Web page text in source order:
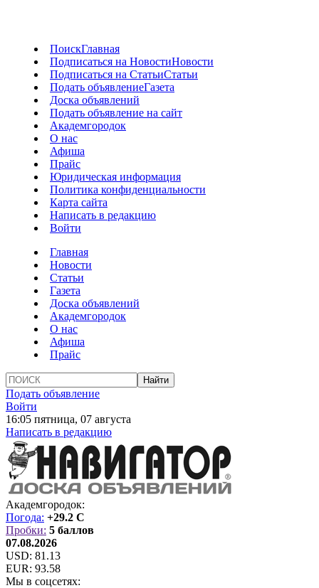
ПоискГлавная
Подписаться на НовостиНовости
Подписаться на СтатьиСтатьи
Подать объявлениеГазета
Доска объявлений
Подать объявление на сайт
Академгородок
О нас
Афиша
Прайс
Юридическая информация
Политика конфиденциальности
Карта сайта
Написать в редакцию
Войти
Главная
Новости
Статьи
Газета
Доска объявлений
Академгородок
О нас
Афиша
Прайс
Подать объявление
Войти
16:05 пятница, 07 августа
Написать в редакцию
Академгородок:
Погода: +29.2 C
Пробки: 5 баллов
07.08.2026
USD: 81.13
EUR: 93.58
Мы в соцсетях: